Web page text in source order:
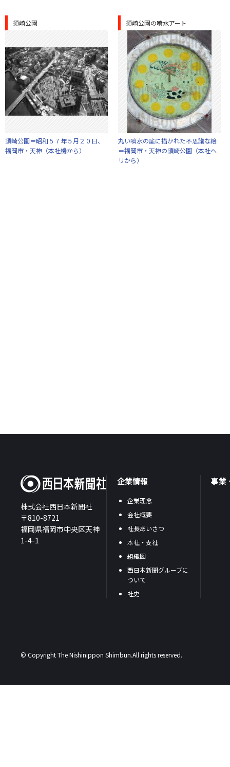
須崎公園
須崎公園＝昭和５７年５月２０日、
福岡市・天神（本社機から）
須崎公園の噴水アート
丸い噴水の底に描かれた不思議な絵
＝福岡市・天神の須崎公園（本社ヘ
リから）
株式会社西日本新聞社
〒810-8721
福岡県福岡市中央区天神
1-4-1
企業情報
企業理念
会社概要
社長あいさつ
本社・支社
組織図
西日本新聞グループに
ついて
社史
事業
© Copyright The Nishinippon Shimbun.All rights reserved.